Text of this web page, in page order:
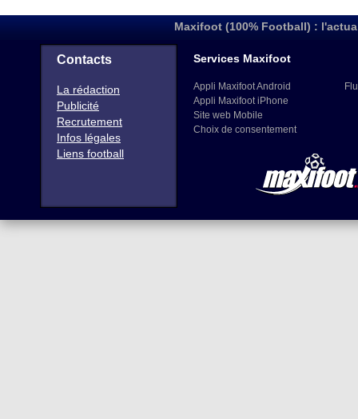
Maxifoot (100% Football) :
Contacts
La rédaction
Publicité
Recrutement
Infos légales
Liens football
Services Maxifoot
Appli Maxifoot Android
Appli Maxifoot iPhone
Site web Mobile
Choix de consentement